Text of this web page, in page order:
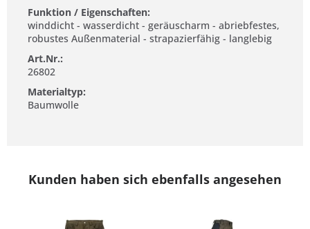
Funktion / Eigenschaften:
winddicht - wasserdicht - geräuscharm - abriebfestes,
robustes Außenmaterial - strapazierfähig - langlebig
Art.Nr.:
26802
Materialtyp:
Baumwolle
Kunden haben sich ebenfalls angesehen